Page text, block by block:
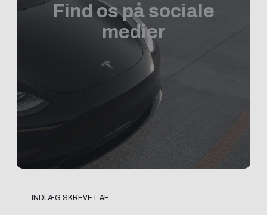
Find os på sociale
medier
INDLÆG SKREVET AF